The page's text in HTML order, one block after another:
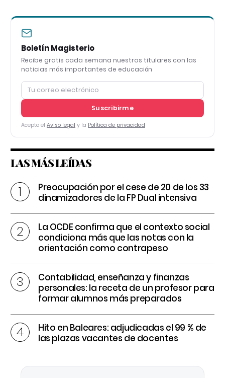
Boletín Magisterio
Recibe gratis cada semana nuestros titulares con las
noticias más importantes de educación
Suscribirme
Acepto el Aviso legal y la Política de privacidad
LAS MÁS LEÍDAS
Preocupación por el cese de 20 de los 33
dinamizadores de la FP Dual intensiva
La OCDE confirma que el contexto social
condiciona más que las notas con la
orientación como contrapeso
Contabilidad, enseñanza y finanzas
personales: la receta de un profesor para
formar alumnos más preparados
Hito en Baleares: adjudicadas el 99 % de
las plazas vacantes de docentes